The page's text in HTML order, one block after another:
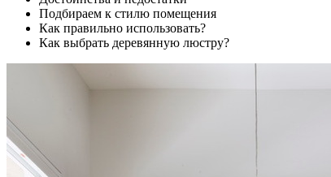
Подбираем к стилю помещения
Как правильно использовать?
Как выбрать деревянную люстру?